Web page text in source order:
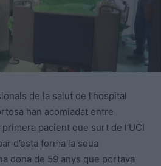
de la salut de l’hospital
han acomiadat entre
pacient que surt de l’UCI
d’esta forma la seua
dona de 59 anys que portava